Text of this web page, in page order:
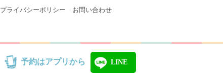
プライバシーポリシー お問い合わせ
予約はアプリから LINE